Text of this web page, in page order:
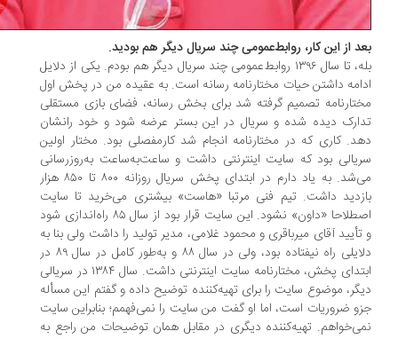
از این کار، روابط‌عمومی چند سریال دیگر هم بودید.
بله، تا سال ۱۳۹۶ روابط‌عمومی چند سریال دیگر هم بودم. یکی از دلایل
داشتن حیات مختارنامه رسانه است. به عقیده من در پخش اول
تصمیم گرفته شد برای بخش رسانه، فضای بازی مستقلی
دیده شده و سریال در این بستر عرضه شود و خود رانشان
کاری که در مختارنامه انجام شد کارمفصلی بود. مختار اولین
بود که سایت اینترنتی داشت و ساعت‌به‌ساعت به‌روزرسانی
می‌‌شد. به یاد دارم در ابتدای پخش سریال روزانه ۸۰۰ تا ۸۵۰ هزار
داشت. تیم فنی مرتبا‌‌‌ «هاست» بیشتری می‌‌خرید تا سایت
اصطلاحا «داون» نشود. این سایت قرار بود از سال ۸۵ راه‌اندازی شود
آقای میرباقری و محمود غلامی، مدیر تولید را داشت ولی بنا به
دلایلی راه نیفتاده بود، ولی در سال ۸۸ و به‌طور کامل در سال ۸۹ در
ابتدای پخش، مختارنامه سایت اینترنتی داشت. سال ۱۳۸۴ در سریالی
موضوع سایت را برای تهیه‌کننده توضیح داده و گفتم این مسأله
ضروریات است، اما او گفت من سایت را نمی‌‌فهمم‌؛ بنابراین سایت
تهیه‌کننده دیگری در مقابل همان توضیحات من راجع به